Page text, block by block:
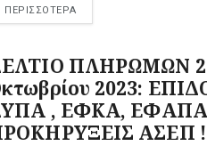
ΠΕΡΙΣΣΟΤΕΡΑ
ΠΛΗΡΩΜΩΝ 2
2023:
, ΕΦΚΑ,
ΑΣΕΠ